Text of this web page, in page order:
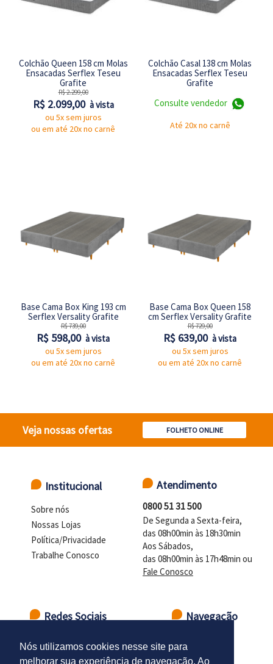
Nós utilizamos cookies nesse site para
melhorar sua experiência de navegação. Ao
Colchão Queen 158 cm Molas
Ensacadas Serflex Teseu
Grafite
R$ 2.299,00
R$ 2.099,00 à vista
ou 5x sem juros
ou em até 20x no carnê
Colchão Casal 138 cm Molas
Ensacadas Serflex Teseu
Grafite
Consulte vendedor
Até 20x no carnê
Base Cama Box King 193 cm
Serflex Versality Grafite
R$ 739,00
R$ 598,00 à vista
ou 5x sem juros
ou em até 20x no carnê
Base Cama Box Queen 158
cm Serflex Versality Grafite
R$ 729,00
R$ 639,00 à vista
ou 5x sem juros
ou em até 20x no carnê
Veja nossas ofertas FOLHETO ONLINE
Institucional
Sobre nós
Nossas Lojas
Política/Privacidade
Trabalhe Conosco
Atendimento
0800 51 31 500
De Segunda a Sexta-feira,
das 08h00min às 18h30min
Aos Sábados,
das 08h00min às 17h48min ou
Fale Conosco
Redes Sociais Navegação